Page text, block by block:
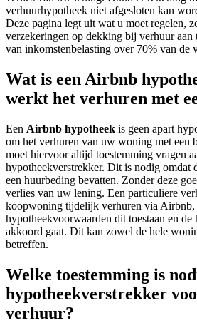
verhuurhypotheek niet afgesloten kan
Deze pagina legt uit wat u moet regelen,
verzekeringen op dekking bij verhuur aan
van inkomstenbelasting over 70% van de
Wat is een Airbnb
werkt het verhuren met
Een Airbnb hypotheek is geen apart
om het verhuren van uw woning met een
moet hiervoor altijd toestemming vragen
hypotheekverstrekker. Dit is nodig omdat
een huurbeding bevatten. Zonder deze
verlies van uw lening. Een particuliere
koopwoning tijdelijk verhuren via Airbnb,
hypotheekvoorwaarden dit toestaan en de
akkoord gaat. Dit kan zowel de hele
betreffen.
Welke toestemming is
hypotheekverstrekker
verhuur?